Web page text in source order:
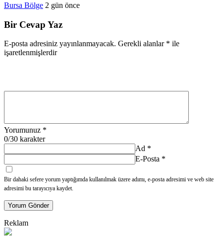
Bursa Bölge 2 gün önce
Bir Cevap Yaz
E-posta adresiniz yayınlanmayacak. Gerekli alanlar * ile
işaretlenmişlerdir
Yorumunuz *
0/30 karakter
Ad *
E-Posta *
Bir dahaki sefere yorum yaptığımda kullanılmak üzere adımı, e-posta adresimi ve web site
adresimi bu tarayıcıya kaydet.
Yorum Gönder
Reklam